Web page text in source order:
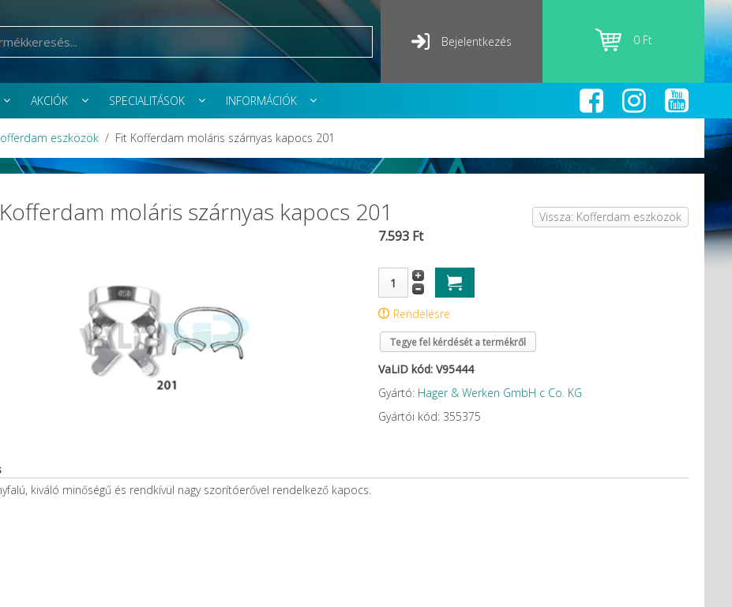
Bejelentkezés 0 Ft
AKCIÓK SPECIALITÁSOK INFORMÁCIÓK
eszközök Fit Kofferdam moláris szárnyas kapocs 201
Vissza: Kofferdam eszközök
moláris szárnyas kapocs 201
7.593 Ft
Rendelésre
Tegye fel kérdését a termékről
VaLiD kód: V95444
Gyártó: Hager & Werken GmbH c Co. KG
Gyártói kód: 355375
kiváló minőségű és rendkívül nagy szorítóerővel rendelkező kapocs.